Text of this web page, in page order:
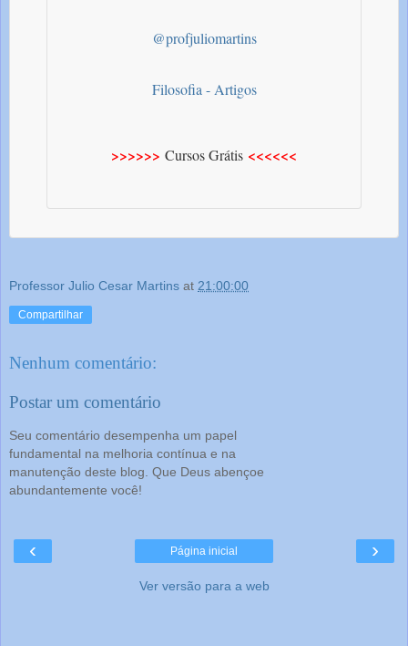
@profjuliomartins
Filosofia - Artigos
>>>>>> Cursos Grátis <<<<<<
Professor Julio Cesar Martins at 21:00:00
Compartilhar
Nenhum comentário:
Postar um comentário
Seu comentário desempenha um papel
fundamental na melhoria contínua e na
manutenção deste blog. Que Deus abençoe
abundantemente você!
‹ ›
Página inicial
Ver versão para a web